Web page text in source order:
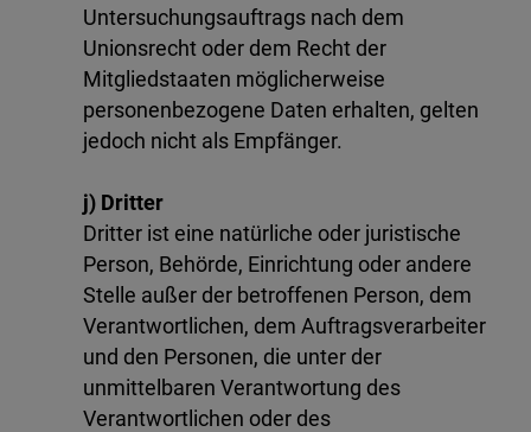
Untersuchungsauftrags nach dem
Unionsrecht oder dem Recht der
Mitgliedstaaten möglicherweise
personenbezogene Daten erhalten, gelten
jedoch nicht als Empfänger.
j) Dritter
Dritter ist eine natürliche oder juristische
Person, Behörde, Einrichtung oder andere
Stelle außer der betroffenen Person, dem
Verantwortlichen, dem Auftragsverarbeiter
und den Personen, die unter der
unmittelbaren Verantwortung des
Verantwortlichen oder des